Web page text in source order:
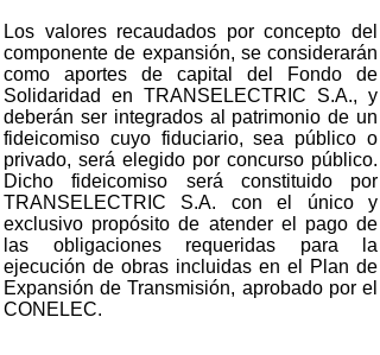
Los valores recaudados por concepto del
componente de expansión, se considerarán
como aportes de capital del Fondo de
Solidaridad en TRANSELECTRIC S.A., y
deberán ser integrados al patrimonio de un
fideicomiso cuyo fiduciario, sea público o
privado, será elegido por concurso público.
Dicho fideicomiso será constituido por
TRANSELECTRIC S.A. con el único y
exclusivo propósito de atender el pago de
las obligaciones requeridas para la
ejecución de obras incluidas en el Plan de
Expansión de Transmisión, aprobado por el
CONELEC.